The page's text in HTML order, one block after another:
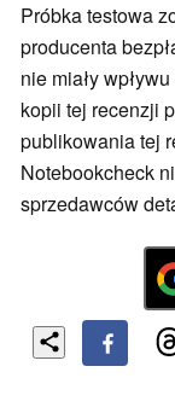
Próbka testowa
producenta
nie miały
kopii tej recenzji
publikowania tej
Notebookcheck
sprzedawców